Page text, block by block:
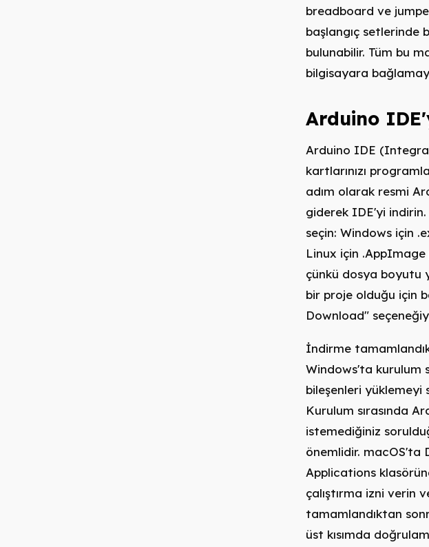
breadboard ve
başlangıç
bulunabilir. Tüm bu
bilgisayara
Arduino
Arduino IDE
kartlarınızı
adım olarak resmi
giderek IDE'yi
seçin: Windows için
Linux için
çünkü dosya boyutu
bir proje olduğu için
Download"
İndirme
Windows'ta kurulum
bileşenleri yüklemeyi
Kurulum sırasında
istemediğiniz
önemlidir. macOS'ta
Applications
çalıştırma izni verin
tamamlandıktan
üst kısımda